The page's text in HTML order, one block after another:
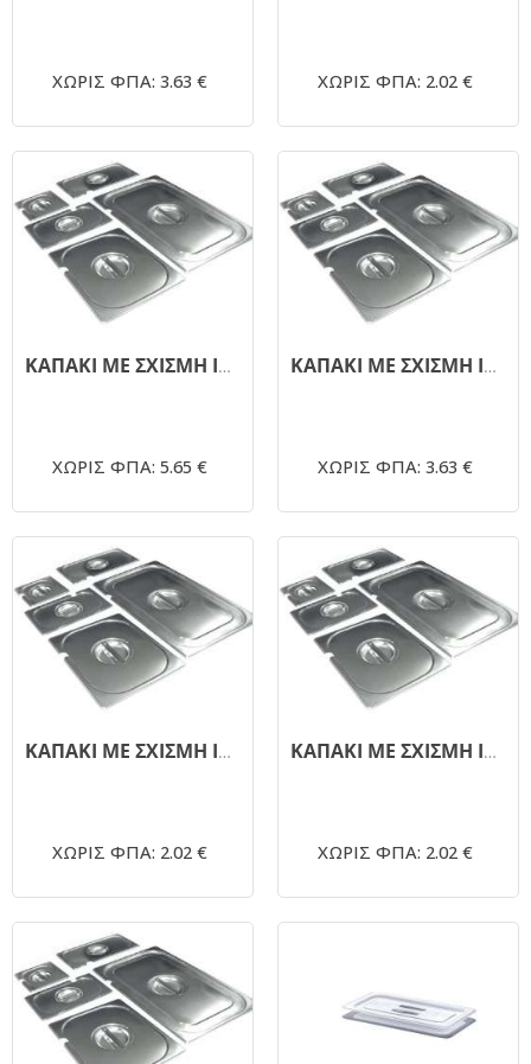
ΧΩΡΙΣ ΦΠΑ: 3.63 € ΧΩΡΙΣ ΦΠΑ: 2.02 €
ΚΑΠΑΚΙ ΜΕ ΣΧΙΣΜΗ INOX GASTRONORM GN 1/1
ΧΩΡΙΣ ΦΠΑ: 5.65 €
ΚΑΠΑΚΙ ΜΕ ΣΧΙΣΜΗ INOX GASTRONORM GN 1/3
ΧΩΡΙΣ ΦΠΑ: 3.63 €
ΚΑΠΑΚΙ ΜΕ ΣΧΙΣΜΗ INOX GASTRONORM GN 1/4
ΧΩΡΙΣ ΦΠΑ: 2.02 €
ΚΑΠΑΚΙ ΜΕ ΣΧΙΣΜΗ INOX GASTRONORM GN 1/6
ΧΩΡΙΣ ΦΠΑ: 2.02 €